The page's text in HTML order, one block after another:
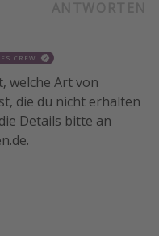
CREW
welche Art von
die du nicht erhalten
Details bitte an